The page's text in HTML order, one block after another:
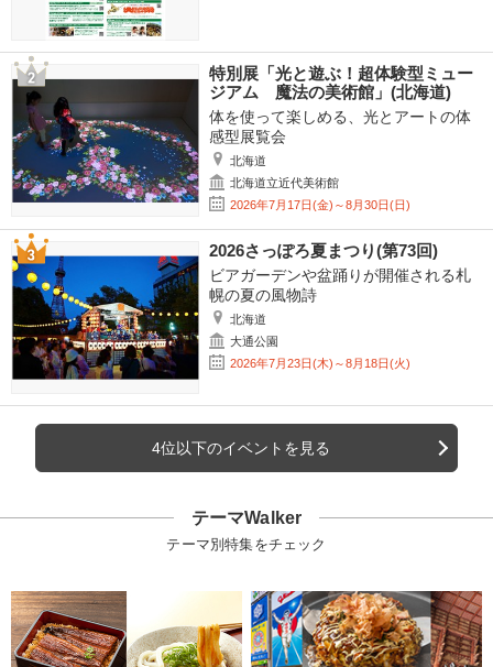
特別展「光と遊ぶ！超体験型ミュー
ジアム 魔法の美術館」(北海道)
体を使って楽しめる、光とアートの体
感型展覧会
北海道
北海道立近代美術館
2026年7月17日(金)～8月30日(日)
2026さっぽろ夏まつり(第73回)
ビアガーデンや盆踊りが開催される札
幌の夏の風物詩
北海道
大通公園
2026年7月23日(木)～8月18日(火)
4位以下のイベントを見る
テーマWalker
テーマ別特集をチェック